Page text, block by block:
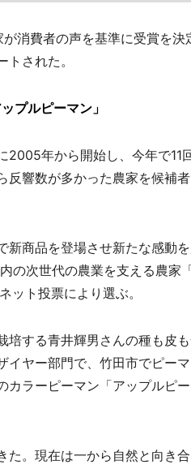
消費者の声を基準に受賞を決
された。
プルピーマン」
年から開始し、今年で11
響数が多かった農家を候補
商品を登場させ新たな感動
の次世代の農業を支える農家
ット投票により選ぶ。
する青井輝男さんの種も皮
ヤー部門で、竹田市でピー
ラーピーマン「アップルピ
。現在は一から自然と向き